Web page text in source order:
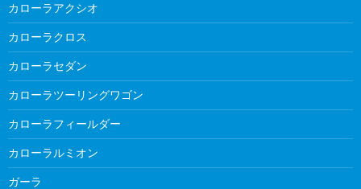
カローラアクシオ
カローラクロス
カローラセダン
カローラツーリングワゴン
カローラフィールダー
カローラルミオン
ガーラ